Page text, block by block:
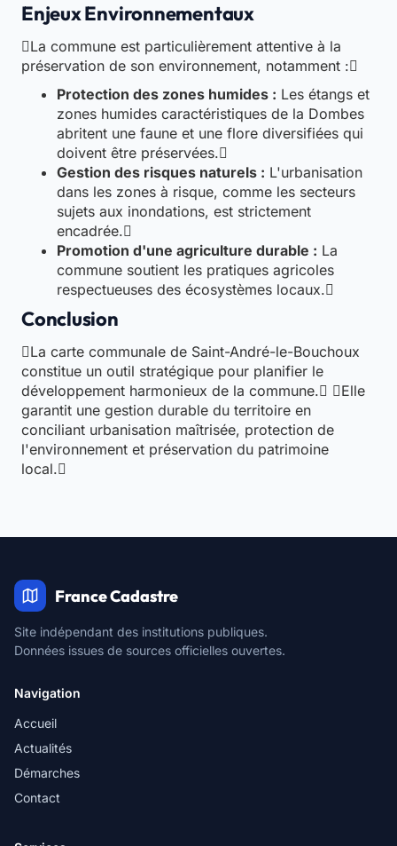
Enjeux Environnementaux
La commune est particulièrement attentive à la
préservation de son environnement, notamment :
Protection des zones humides : Les étangs et
zones humides caractéristiques de la Dombes
abritent une faune et une flore diversifiées qui
doivent être préservées.
Gestion des risques naturels : L'urbanisation
dans les zones à risque, comme les secteurs
sujets aux inondations, est strictement
encadrée.
Promotion d'une agriculture durable : La
commune soutient les pratiques agricoles
respectueuses des écosystèmes locaux.
Conclusion
La carte communale de Saint-André-le-Bouchoux
constitue un outil stratégique pour planifier le
développement harmonieux de la commune. Elle
garantit une gestion durable du territoire en
conciliant urbanisation maîtrisée, protection de
l'environnement et préservation du patrimoine
local.
France Cadastre
Site indépendant des institutions publiques.
Données issues de sources officielles ouvertes.
Navigation
Accueil
Actualités
Démarches
Contact